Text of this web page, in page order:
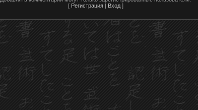
[ Регистрация| Вход]